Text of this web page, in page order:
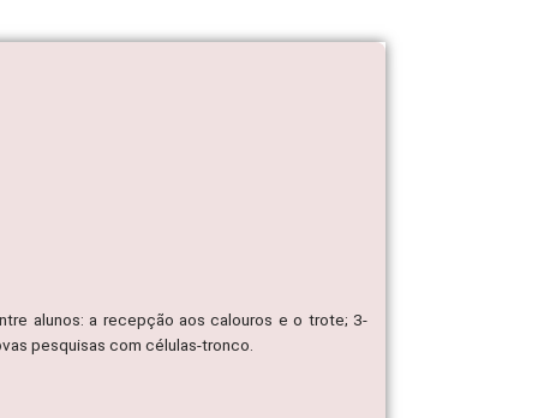
alunos: a recepção aos calouros e o trote; 3-
pesquisas com células-tronco.